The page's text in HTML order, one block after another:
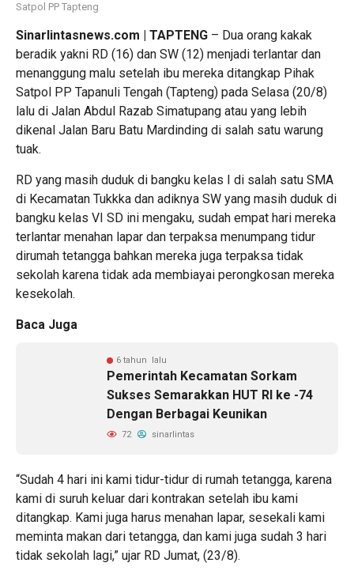
Satpol PP Tapteng
Sinarlintasnews.com | TAPTENG – Dua orang kakak
beradik yakni RD (16) dan SW (12) menjadi terlantar dan
menanggung malu setelah ibu mereka ditangkap Pihak
Satpol PP Tapanuli Tengah (Tapteng) pada Selasa (20/8)
lalu di Jalan Abdul Razab Simatupang atau yang lebih
dikenal Jalan Baru Batu Mardinding di salah satu warung
tuak.
RD yang masih duduk di bangku kelas I di salah satu SMA
di Kecamatan Tukkka dan adiknya SW yang masih duduk di
bangku kelas VI SD ini mengaku, sudah empat hari mereka
terlantar menahan lapar dan terpaksa menumpang tidur
dirumah tetangga bahkan mereka juga terpaksa tidak
sekolah karena tidak ada membiayai perongkosan mereka
kesekolah.
Baca Juga
6 tahun lalu
Pemerintah Kecamatan Sorkam
Sukses Semarakkan HUT RI ke -74
Dengan Berbagai Keunikan
72 sinarlintas
“Sudah 4 hari ini kami tidur-tidur di rumah tetangga, karena
kami di suruh keluar dari kontrakan setelah ibu kami
ditangkap. Kami juga harus menahan lapar, sesekali kami
meminta makan dari tetangga, dan kami juga sudah 3 hari
tidak sekolah lagi,” ujar RD Jumat, (23/8).